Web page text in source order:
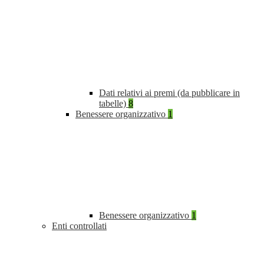
Dati relativi ai premi (da pubblicare in
tabelle) 8
Benessere organizzativo 1
Benessere organizzativo 1
Enti controllati